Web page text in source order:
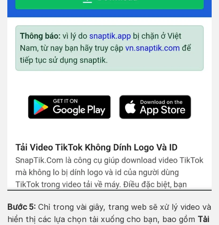
Bước 5:Chỉ trong vài giây, trang web sẽ xử lý video và
hiển thị các lựa chọn tải xuống cho bạn, bao gồm Tải